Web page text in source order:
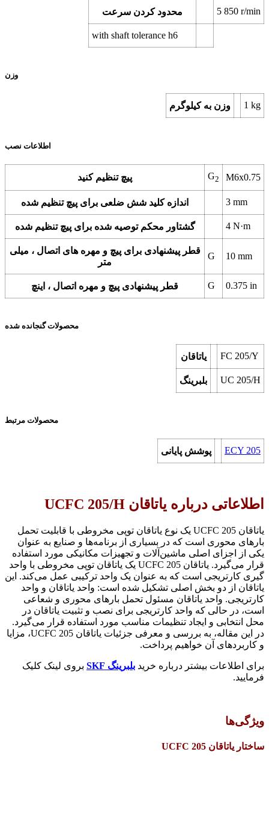
محدود کردن سرعت 5 850 r/min
with shaft tolerance h6
وزن
وزن به کیلوگرم 1 kg
اطلاعات نصب
پیچ تنظیم کنید G2 M6x0.75
اندازه کلید شش ضلعی برای پیچ تنظیم شده 3 mm
گشتاور محکم توصیه شده برای پیچ تنظیم شده 4 N·m
قطر پیشنهادی برای پیچ و مهره های اتصال ، میلی
متر
G 10 mm
قطر پیشنهادی پیچ و مهره اتصال ، اینچ G 0.375 in
محصولات گنجانده شده
یاتاقان FC 205/Y
بلبرینگ UC 205/H
محصولات مرتبط
پوشش پایانی ECY 205
اطلاعاتی درباره یاتاقان UCFC 205/H
یاتاقان UCFC 205 یک نوع یاتاقان توپی مخروطی با قابلیت تحمل
بارهای محوری است که در بسیاری از برنامه‌ها و صنایع به عنوان
یکی از اجزای اصلی ماشین‌آلات و تجهیزات مکانیکی مورد استفاده
قرار می‌گیرد. یاتاقان UCFC 205 یک یاتاقان توپی مخروطی با واحد
گیری کارتریجی است که به عنوان یک واحد ترکیبی عمل می‌کند. این
یاتاقان از دو بخش اصلی تشکیل شده است: واحد یاتاقان و واحد
کارتریجی. واحد یاتاقان مسئول تحمل بارهای محوری و شعاعی
است، در حالی که واحد کارتریجی برای نصب و تثبیت یاتاقان در
محل انتخابی و ایجاد تنظیمات مناسب مورد استفاده قرار می‌گیرد.
در این مقاله، به بررسی و معرفی جزئیات یاتاقان UCFC 205، مزایا
و کاربردهای آن خواهیم پرداخت.
برای اطلاعات بیشتر درباره خرید بلبرینگ SKF
بروی لینک کلیک
فرمایید.
ویژگی‌ها
ساختار یاتاقان UCFC 205